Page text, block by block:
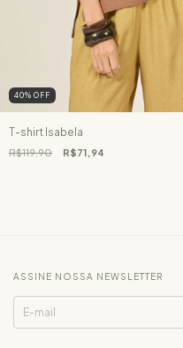
40% OFF
T-shirt Isabela
R$119,90 R$71,94
ASSINE NOSSA NEWSLETTER